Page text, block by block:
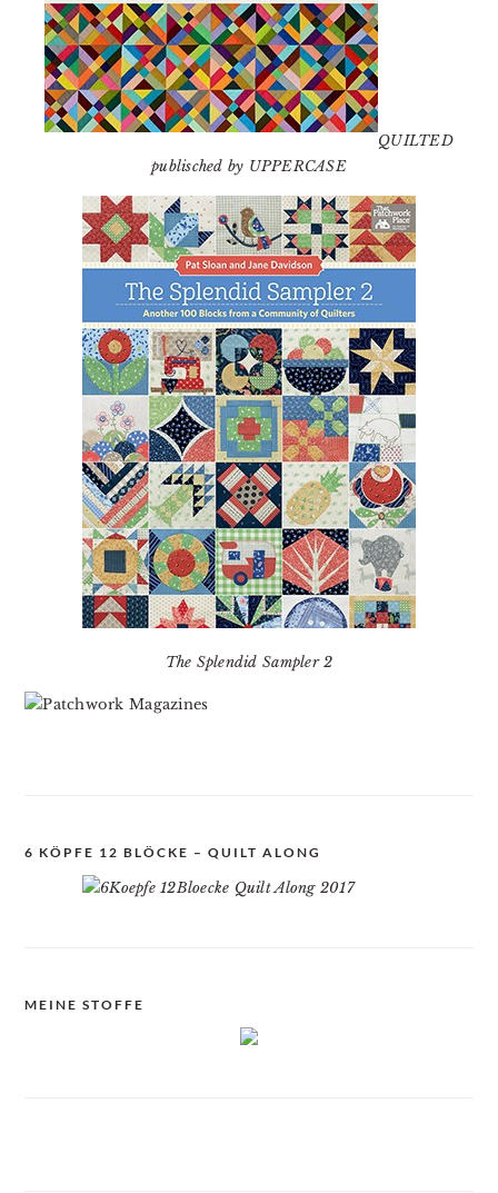
QUILTED
publisched by UPPERCASE
The Splendid Sampler 2
6 KÖPFE 12 BLÖCKE – QUILT ALONG
MEINE STOFFE